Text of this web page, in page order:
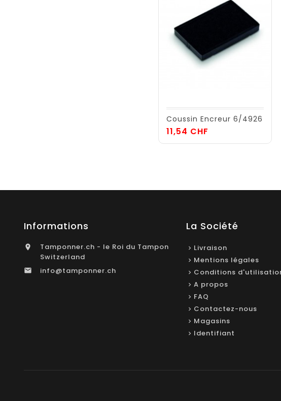
Coussin Encreur 6/4926
11,54 CHF
Informations

Tamponner.ch - le Roi du Tampon
Switzerland
 info@tamponner.ch
La Société
Livraison
Mentions légales
Conditions
A propos
FAQ
Contactez-nous
Magasins
Identifiant